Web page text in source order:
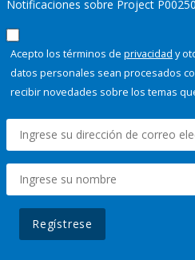
Notificaciones sobre Project
Acepto los términos de privacidad y
datos personales sean procesados
recibir novedades sobre los temas
Regístrese